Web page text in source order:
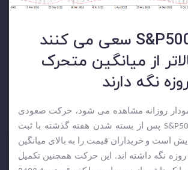
خریداران S&P500 سعی می کنند
از میانگین متحرک
روزانه مشاهده می شود، حرکت صعودی
در شاخص آتی S&P500 پس از بسته شدن هفته گذشته با ثبت
است و خریداران قیمت را به بالای میانگین
متحرک نمایی 50 روزه نگه داشته اند. این حرکت همچنین تکمیل